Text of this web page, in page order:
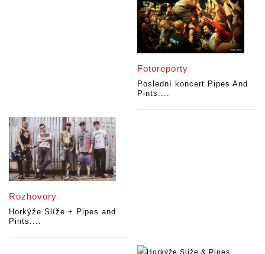
Fotoreporty
Poslední koncert Pipes And
Pints:...
Rozhovory
Horkýže Slíže + Pipes and
Pints:...